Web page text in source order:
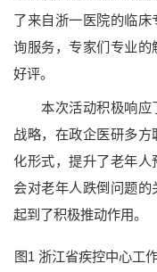
了来自浙一医院的临
询服务，专家们专业
好评。
本次活动积极响应
战略，在政企医研多
化形式，提升了老年
会对老年人跌倒问题
起到了积极推动作用。
图1 浙江省疾控中心工